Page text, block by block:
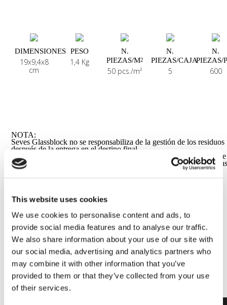
This website uses cookies
We use cookies to personalise content and ads, to
provide social media features and to analyse our traffic.
We also share information about your use of our site with
our social media, advertising and analytics partners who
may combine it with other information that you’ve
provided to them or that they’ve collected from your use
of their services.
DIMENSIONES
19x9,4x8
cm
PESO
1,4 Kg
N.
PIEZAS/M2
50 pcs./m²
N.
PIEZAS/CAJA
5
N.
PIEZAS/
600
NOTA:
Seves Glassblock no se responsabiliza de la gestión de los residuos
después de la entrega en el destino final.
Los bloques de vidrio no utilizables y/o los residuos procedentes de
bloques de vidrio deben manipularse o reciclarse de acuerdo con
normas de las autoridades locales competentes.
CONTÁCTANOS PARA MÁS INFORMACIÓN